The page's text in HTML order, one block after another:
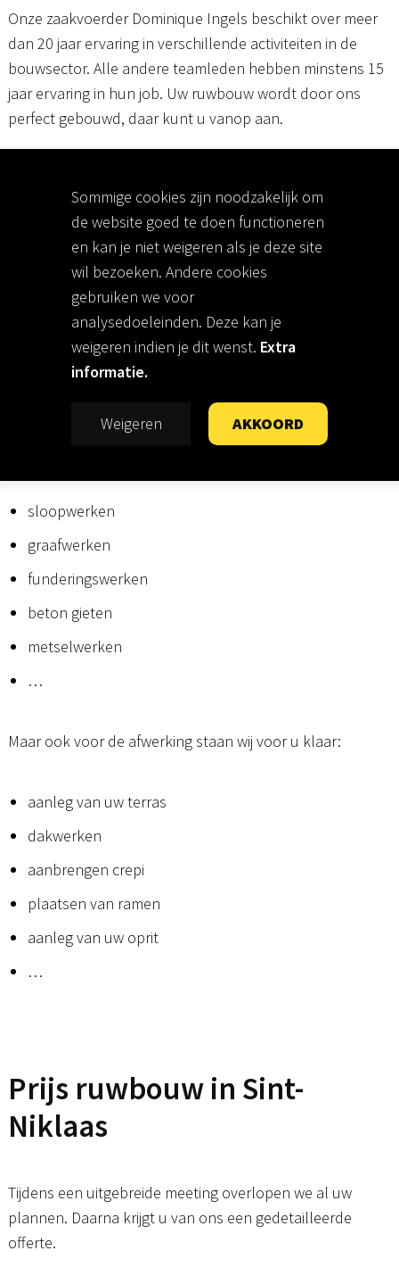
Sommige cookies zijn noodzakelijk om
de website goed te doen functioneren
en kan je niet weigeren als je deze site
wil bezoeken. Andere cookies
gebruiken we voor
analysedoeleinden. Deze kan je
weigeren indien je dit wenst. Extra
informatie.
Weigeren AKKOORD
Onze zaakvoerder Dominique Ingels beschikt over meer
dan 20 jaar ervaring in verschillende activiteiten in de
bouwsector. Alle andere teamleden hebben minstens 15
jaar ervaring in hun job. Uw ruwbouw wordt door ons
perfect gebouwd, daar kunt u vanop aan.
Wat komt er kijken bij uw
ruwbouw in Sint-Niklaas?
Een bouwproject omvat veel verschillende opdrachten.
Samen met uw architect bepaalt u welke taken u aan ons
Zo kunt u op ons rekenen voor
sloopwerken
graafwerken
funderingswerken
beton gieten
metselwerken
…
Maar ook voor de afwerking staan wij voor u klaar:
aanleg van uw terras
dakwerken
aanbrengen crepi
plaatsen van ramen
aanleg van uw oprit
…
Prijs ruwbouw in Sint-
Niklaas
Tijdens een uitgebreide meeting overlopen we al uw
plannen. Daarna krijgt u van ons een gedetailleerde
offerte.